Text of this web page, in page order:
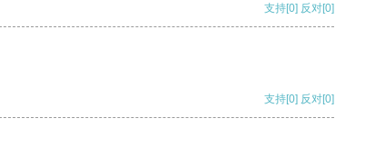
支持[0] 反对[0]
支持[0] 反对[0]